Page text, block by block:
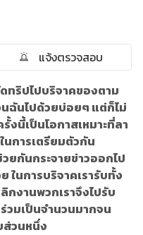
แจ้งตรวจสอบ
ปไปบริจาคของตาม
ฉันไปด้วยบ่อยๆ แต่ก็ไม่
งนี้เป็นโอกาสเหมาะที่ลา
นการเตรียมตัวกัน
ยกันกระจายข่าวออกไป
ในการบริจาคเรารับทั้ง
กงานพวกเราจึงไปรับ
วมเป็นจำนวนมากจน
ส่วนหนึ่ง